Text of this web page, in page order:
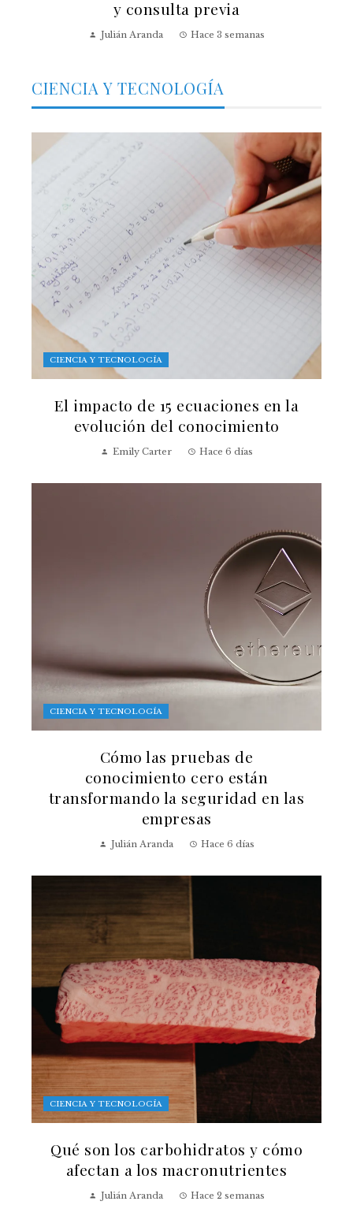
y consulta previa
Julián Aranda Hace 3 semanas
CIENCIA Y TECNOLOGÍA
CIENCIA Y TECNOLOGÍA
El impacto de 15 ecuaciones en la
evolución del conocimiento
Emily Carter Hace 6 días
CIENCIA Y TECNOLOGÍA
Cómo las pruebas de
conocimiento cero están
transformando la seguridad en las
empresas
Julián Aranda Hace 6 días
CIENCIA Y TECNOLOGÍA
Qué son los carbohidratos y cómo
afectan a los macronutrientes
Julián Aranda Hace 2 semanas